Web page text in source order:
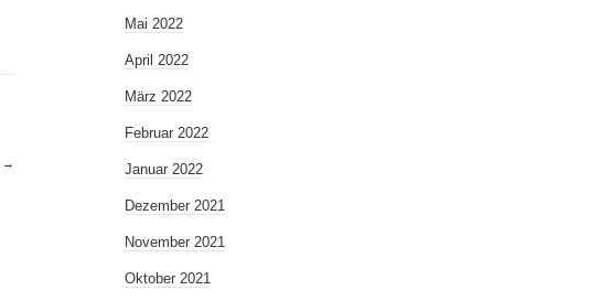
→
Mai 2022
April 2022
März 2022
Februar 2022
Januar 2022
Dezember 2021
November 2021
Oktober 2021